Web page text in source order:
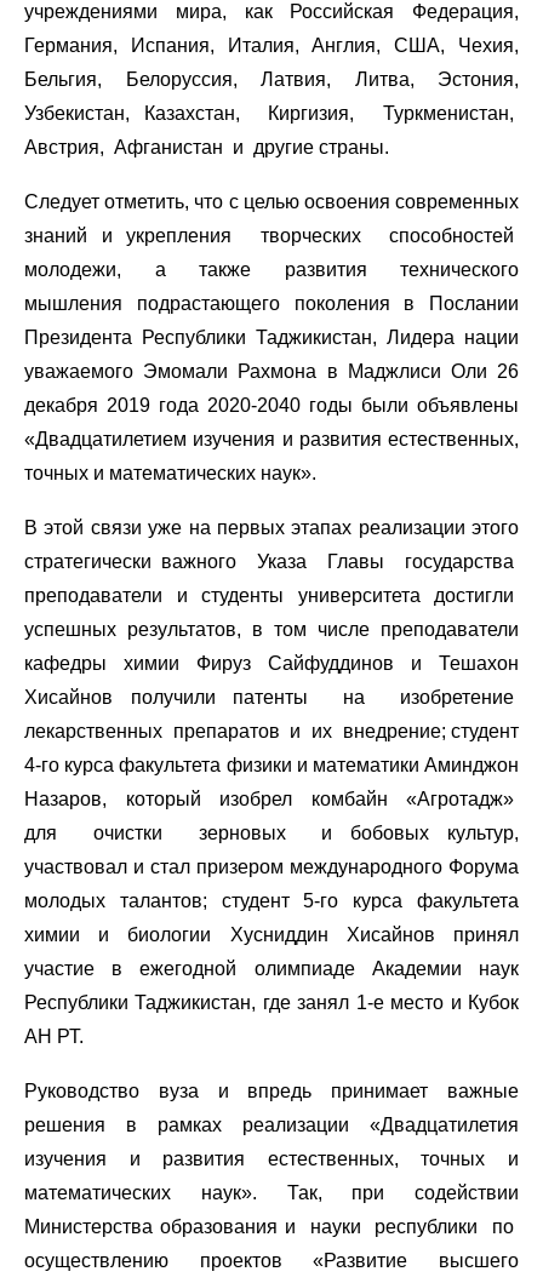
учреждениями мира, как Российская Федерация,
Германия, Испания, Италия, Англия, США, Чехия,
Бельгия, Белоруссия, Латвия, Литва, Эстония,
Узбекистан, Казахстан, Киргизия, Туркменистан,
Австрия, Афганистан и другие страны.
Следует отметить, что с целью освоения современных
знаний и укрепления творческих способностей
молодежи, а также развития технического
мышления подрастающего поколения в Послании
Президента Республики Таджикистан, Лидера нации
уважаемого Эмомали Рахмона в Маджлиси Оли 26
декабря 2019 года 2020-2040 годы были объявлены
«Двадцатилетием изучения и развития естественных,
точных и математических наук».
В этой связи уже на первых этапах реализации этого
стратегически важного Указа Главы государства
преподаватели и студенты университета достигли
успешных результатов, в том числе преподаватели
кафедры химии Фируз Сайфуддинов и Тешахон
Хисайнов получили патенты на изобретение
лекарственных препаратов и их внедрение; студент
4-го курса факультета физики и математики Аминджон
Назаров, который изобрел комбайн «Агротадж»
для очистки зерновых и бобовых культур,
участвовал и стал призером международного Форума
молодых талантов; студент 5-го курса факультета
химии и биологии Хусниддин Хисайнов принял
участие в ежегодной олимпиаде Академии наук
Республики Таджикистан, где занял 1-е место и Кубок
АН РТ.
Руководство вуза и впредь принимает важные
решения в рамках реализации «Двадцатилетия
изучения и развития естественных, точных и
математических наук». Так, при содействии
Министерства образования и науки республики по
осуществлению проектов «Развитие высшего